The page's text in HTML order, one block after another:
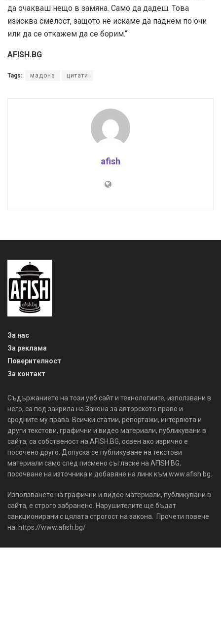
да очакваш нещо в замяна. Само да дадеш. Това
изисква смелост, защото не искаме да паднем по очи
или да се откажем да се борим.“
AFISH.BG
Tags: мадона цитати
afish
За нас
За реклама
Поверителност
За контакт
Съдържанието на този уеб сайт и технологиите, използвани в
него, са под закрила на Закона за авторското право и
сродните му права. Всички статии, репортажи, интервюта и
други текстови, графични и видео материали, публикувани в
сайта, са собственост на AFISH.BG, освен ако изрично е
посочено друго. Допуска се публикуване на текстови
материали само след писмено съгласие на AFISH.BG,
посочване на източника и добавяне на линк към www.afish.bg.
Използването на графични и видео материали, публикувани в
сайта, е строго забранено. Нарушителите ще бъдат
санкционирани с цялата строгост на закона. Прочети повече
на: https://www.afish.bg/